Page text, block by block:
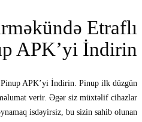
Etraflı
APK’yi İndirin
APK’yi İndirin. Pinup ilk düzgün
verir. Əgər siz müxtəlif cihazlar
isdəyirsiz, bu sizin sahib olunan